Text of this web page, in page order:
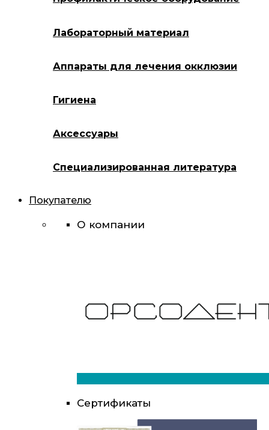
Лабораторный материал
Аппараты для лечения окклюзии
Гигиена
Аксессуары
Специализированная литература
Покупателю
О компании
Сертификаты